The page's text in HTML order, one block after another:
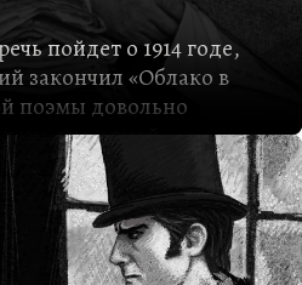
пойдет о 1914 годе,
закончил «Облако в
поэмы довольно
она одной
впоследствии
«Владимир
меня есть Сонечка
поэма была резко